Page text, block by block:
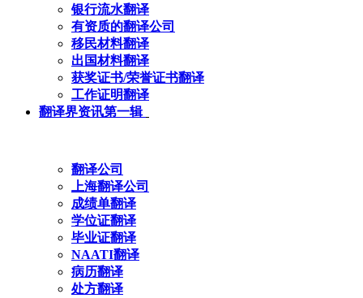
银行流水翻译
有资质的翻译公司
移民材料翻译
出国材料翻译
获奖证书/荣誉证书翻译
工作证明翻译
翻译界资讯第一辑
翻译公司
上海翻译公司
成绩单翻译
学位证翻译
毕业证翻译
NAATI翻译
病历翻译
处方翻译